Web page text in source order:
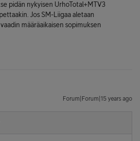
pidän nykyisen UrhoTotal+MTV3
Jos SM-Liigaa aletaan
määräaikaisen sopimuksen
Forum|Forum|15 years ago